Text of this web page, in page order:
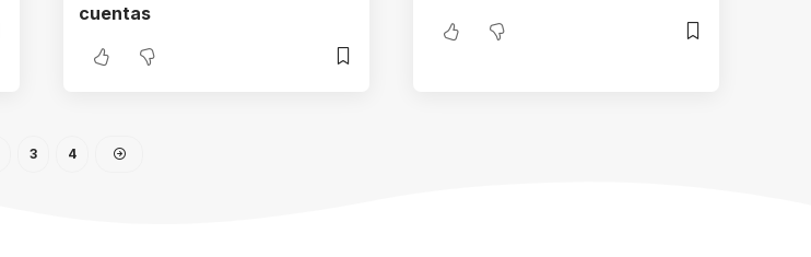
cuentas
3 4